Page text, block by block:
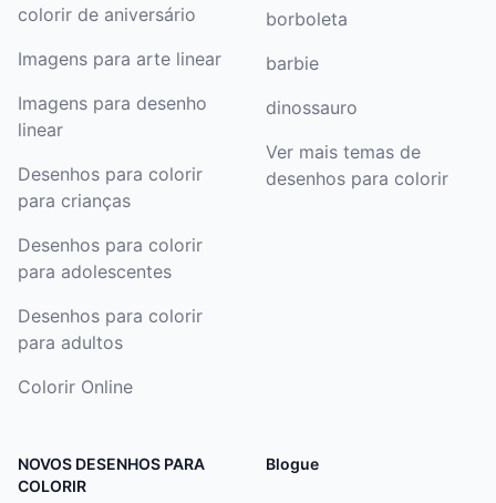
colorir de aniversário
Imagens para arte linear
Imagens para desenho
linear
Desenhos para colorir
para crianças
Desenhos para colorir
para adolescentes
Desenhos para colorir
para adultos
Colorir Online
borboleta
barbie
dinossauro
Ver mais temas de
desenhos para colorir
NOVOS DESENHOS PARA
COLORIR
Blogue